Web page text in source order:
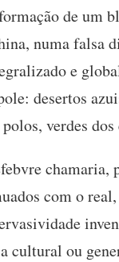
de um
numa
e
desertos
verdes
chamaria,
com o
cultural ou